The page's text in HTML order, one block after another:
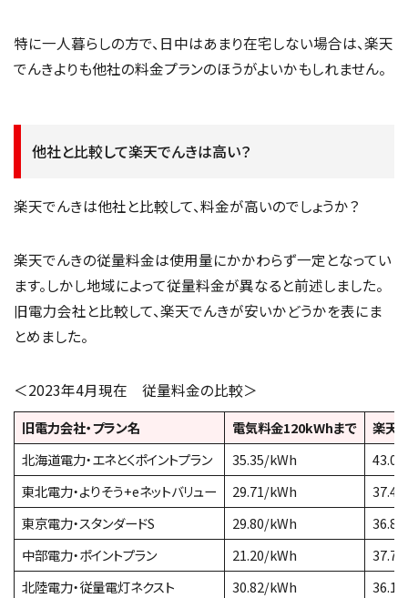
特に一人暮らしの方で、日中はあまり在宅しない場合は、楽天
でんきよりも他社の料金プランのほうがよいかもしれません。
他社と比較して楽天でんきは高い？
楽天でんきは他社と比較して、料金が高いのでしょうか？
楽天でんきの従量料金は使用量にかかわらず一定となってい
ます。しかし地域によって従量料金が異なると前述しました。
旧電力会社と比較して、楽天でんきが安いかどうかを表にま
とめました。
＜2023年4月現在 従量料金の比較＞
旧電力会社・プラン名 電気料金120kWhまで
楽天
北海道電力・エネとくポイントプラン
35.35/kWh
東北電力・よりそう+eネットバリュー
29.71/kWh
東京電力・スタンダードS
29.80/kWh
中部電力・ポイントプラン
21.20/kWh
北陸電力・従量電灯ネクスト
30.82/kWh